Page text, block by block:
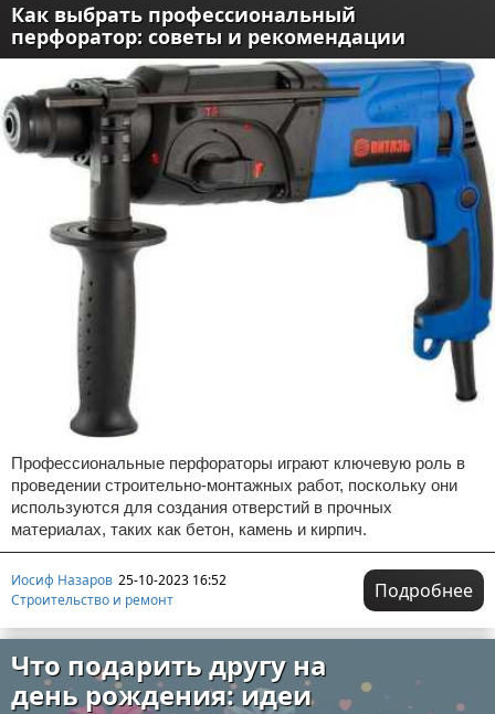
Как выбрать профессиональный
перфоратор: советы и рекомендации
Профессиональные перфораторы играют ключевую роль в
проведении строительно-монтажных работ, поскольку они
используются для создания отверстий в прочных
материалах, таких как бетон, камень и кирпич.
Иосиф Назаров 25-10-2023 16:52
Строительство и ремонт
Подробнее
Что подарить другу на
день рождения: идеи